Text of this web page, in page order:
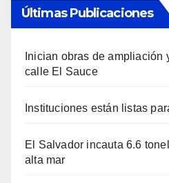
Últimas Publicaciones
Inician obras de ampliación
calle El Sauce
Instituciones están listas
El Salvador incauta 6.6
alta mar